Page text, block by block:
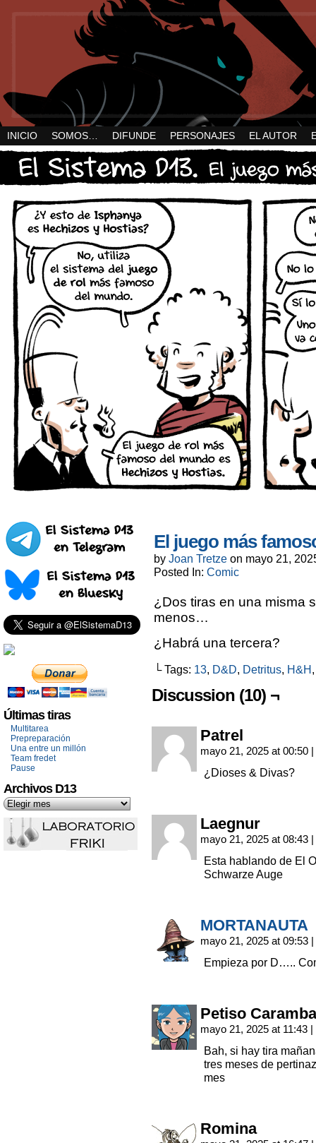
INICIO SOMOS… DIFUNDE PERSONAJES EL AUTOR
Últimas tiras
Multitarea
Prepreparación
Una entre un millón
Team fredet
Pause
Archivos D13
El juego más
by Joan Tretze on mayo 21,
Posted In: Comic
¿Dos tiras en una misma
menos…
¿Habrá una tercera?
└ Tags: 13, D&D, Detritus, H&H
Discussion (10) ¬
Patrel
mayo 21, 2025 at 00:50 |
¿Dioses & Divas?
Laegnur
mayo 21, 2025 at 08:43 |
Esta hablando de El
Schwarze Auge
MORTANAUTA
mayo 21, 2025 at 09:53 |
Empieza por D…..
Petiso
mayo 21, 2025 at 11:43 |
Bah, si hay tira
tres meses de
mes
Romina